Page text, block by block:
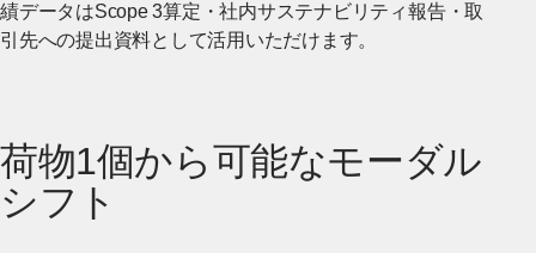
績データはScope 3算定・社内サステナビリティ報告・取
引先への提出資料として活用いただけます。
荷物1個から可能なモーダル
シフト